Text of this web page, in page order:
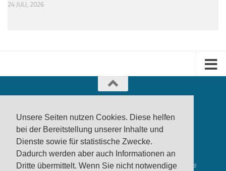
Unsere Seiten nutzen Cookies. Diese helfen
bei der Bereitstellung unserer Inhalte und
Dienste sowie für statistische Zwecke.
Dadurch werden aber auch Informationen an
Dritte übermittelt. Wenn Sie nicht notwendige
24 JULI, 2026
produktwarnung.eu - 2007-2026
Made in Gerstetten |Medienzentrum Gerstetten
Alle genannten Marken, Warenzeichen und Logos innerhalb dieses